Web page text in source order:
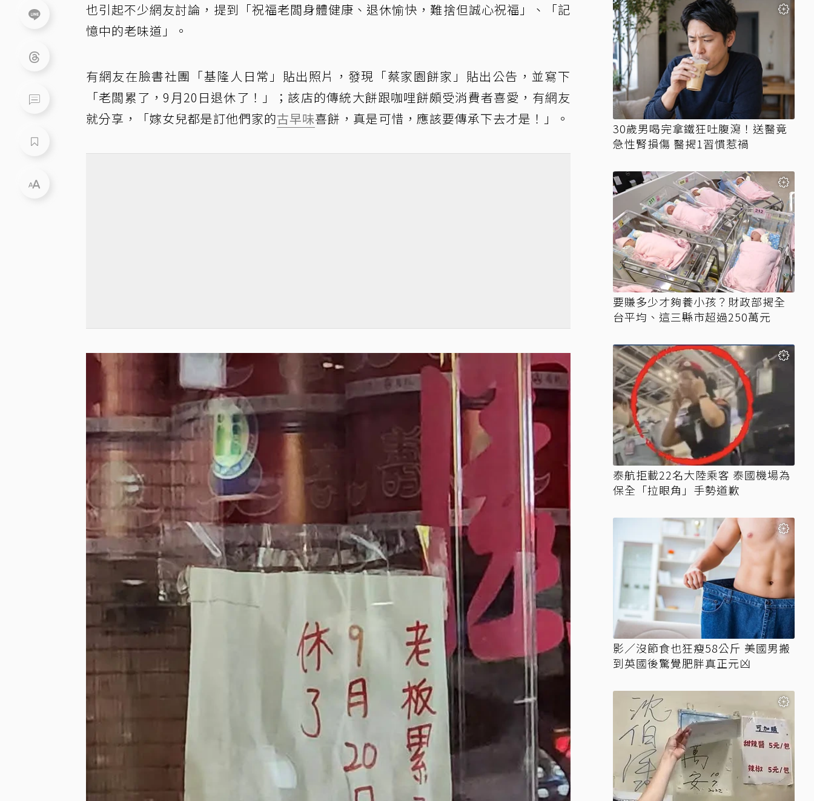
也引起不少網友討論，提到「祝福老闆身體健康、退休愉快，難捨但誠心祝福」、「記
憶中的老味道」。
有網友在臉書社團「基隆人日常」貼出照片，發現「蔡家園餅家」貼出公告，並寫下
「老闆累了，9月20日退休了！」；該店的傳統大餅跟咖哩餅頗受消費者喜愛，有網友
就分享，「嫁女兒都是訂他們家的古早味喜餅，真是可惜，應該要傳承下去才是！」。
30歲男喝完拿鐵狂吐腹瀉！送醫竟
急性腎損傷 醫揭1習慣惹禍
要賺多少才夠養小孩？財政部揭全
台平均、這三縣市超過250萬元
泰航拒載22名大陸乘客 泰國機場為
保全「拉眼角」手勢道歉
影／沒節食也狂瘦58公斤 美國男搬
到英國後驚覺肥胖真正元凶